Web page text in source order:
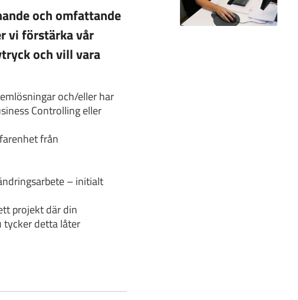
och omfattande
vi förstärka vår
och vill vara
och/eller har
Controlling eller
från
– initialt
projekt där din
tycker detta låter